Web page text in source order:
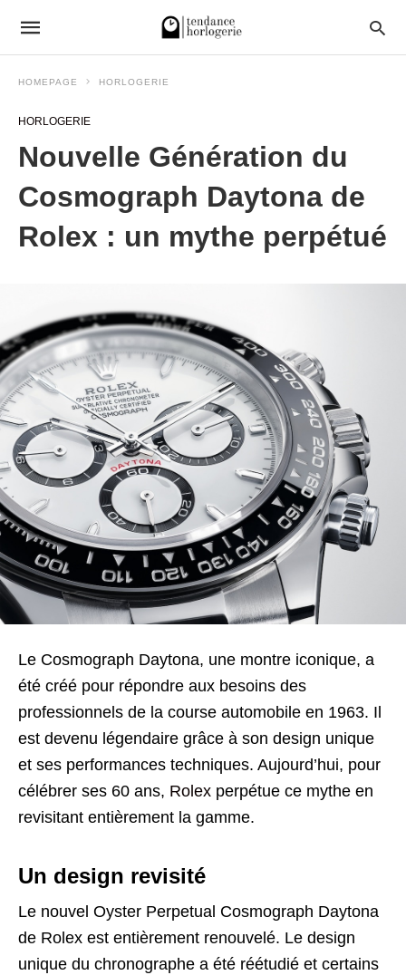
HOMEPAGE HORLOGERIE
HORLOGERIE
Nouvelle Génération du
Cosmograph Daytona de
Rolex : un mythe perpétué
Le Cosmograph Daytona, une montre iconique, a
été créé pour répondre aux besoins des
professionnels de la course automobile en 1963. Il
est devenu légendaire grâce à son design unique
et ses performances techniques. Aujourd’hui, pour
célébrer ses 60 ans, Rolex perpétue ce mythe en
revisitant entièrement la gamme.
Un design revisité
Le nouvel Oyster Perpetual Cosmograph Daytona
de Rolex est entièrement renouvelé. Le design
unique du chronographe a été réétudié et certains